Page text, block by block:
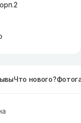
Что нового?